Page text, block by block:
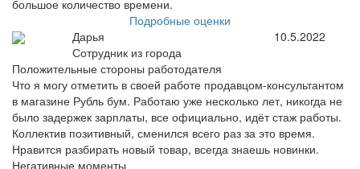
большое количество времени.
Подробные оценки
Дарья
Сотрудник из города
10.5.2022
Положительные стороны работодателя
Что я могу отметить в своей работе продавцом-консультантом
в магазине Рубль бум. Работаю уже несколько лет, никогда не
было задержек зарплаты, все официально, идёт стаж работы.
Коллектив позитивный, сменился всего раз за это время.
Нравится разбирать новый товар, всегда знаешь новинки.
Негативные моменты